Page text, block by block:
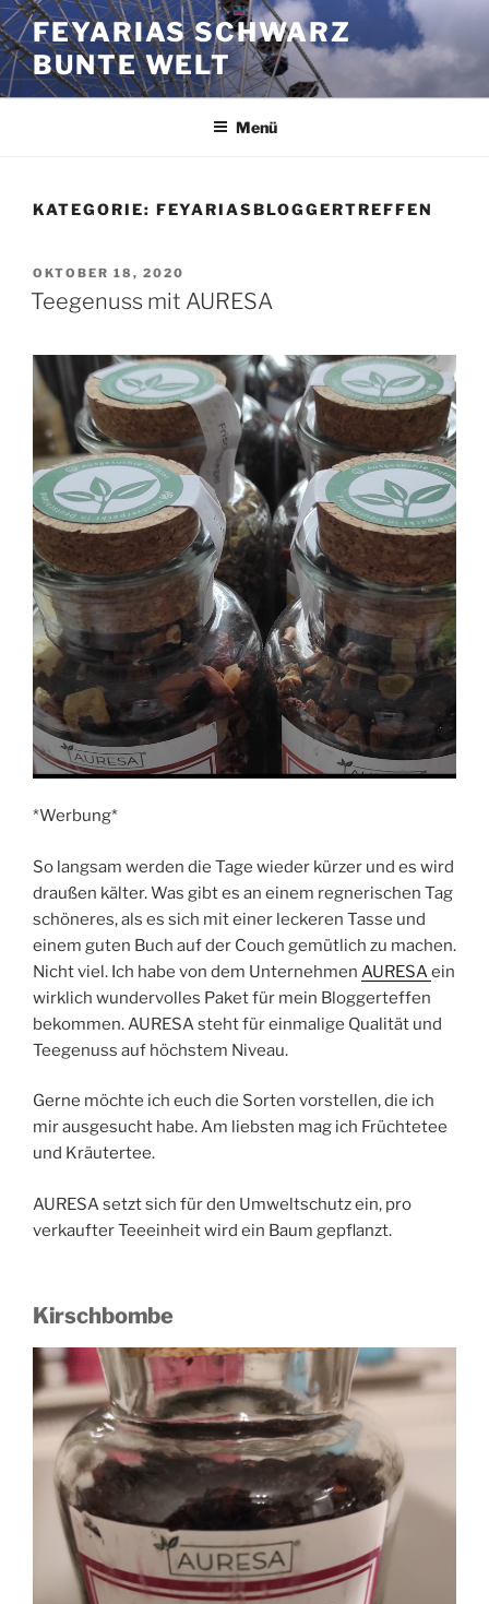
Zum
Inhalt
springen
FEYARIAS SCHWARZ
BUNTE WELT
Menü
KATEGORIE: FEYARIASBLOGGERTREFFEN
VERÖFFENTLICHT
AM
OKTOBER 18, 2020
Teegenuss mit AURESA
*Werbung*
So langsam werden die Tage wieder kürzer und es wird
draußen kälter. Was gibt es an einem regnerischen Tag
schöneres, als es sich mit einer leckeren Tasse und
einem guten Buch auf der Couch gemütlich zu machen.
Nicht viel. Ich habe von dem Unternehmen AURESAein
wirklich wundervolles Paket für mein Bloggerteffen
bekommen. AURESA steht für einmalige Qualität und
Teegenuss auf höchstem Niveau.
Gerne möchte ich euch die Sorten vorstellen, die ich
mir ausgesucht habe. Am liebsten mag ich Früchtetee
und Kräutertee.
AURESA setzt sich für den Umweltschutz ein, pro
verkaufter Teeeinheit wird ein Baum gepflanzt.
Kirschbombe